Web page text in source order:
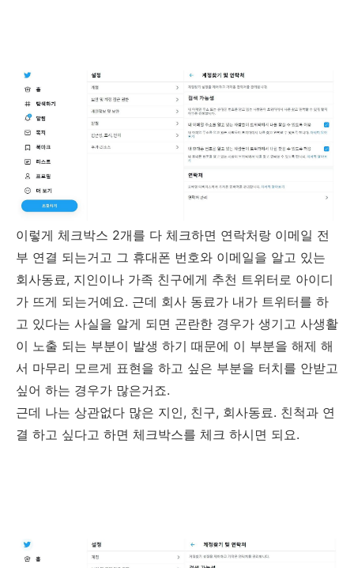
이렇게 체크박스 2개를 다 체크하면 연락처랑 이메일 전
부 연결 되는거고 그 휴대폰 번호와 이메일을 알고 있는
회사동료, 지인이나 가족 친구에게 추천 트위터로 아이디
가 뜨게 되는거예요. 근데 회사 동료가 내가 트위터를 하
고 있다는 사실을 알게 되면 곤란한 경우가 생기고 사생활
이 노출 되는 부분이 발생 하기 때문에 이 부분을 해제 해
서 마무리 모르게 표현을 하고 싶은 부분을 터치를 안받고
싶어 하는 경우가 많은거죠.
근데 나는 상관없다 많은 지인, 친구, 회사동료. 친척과 연
결 하고 싶다고 하면 체크박스를 체크 하시면 되요.